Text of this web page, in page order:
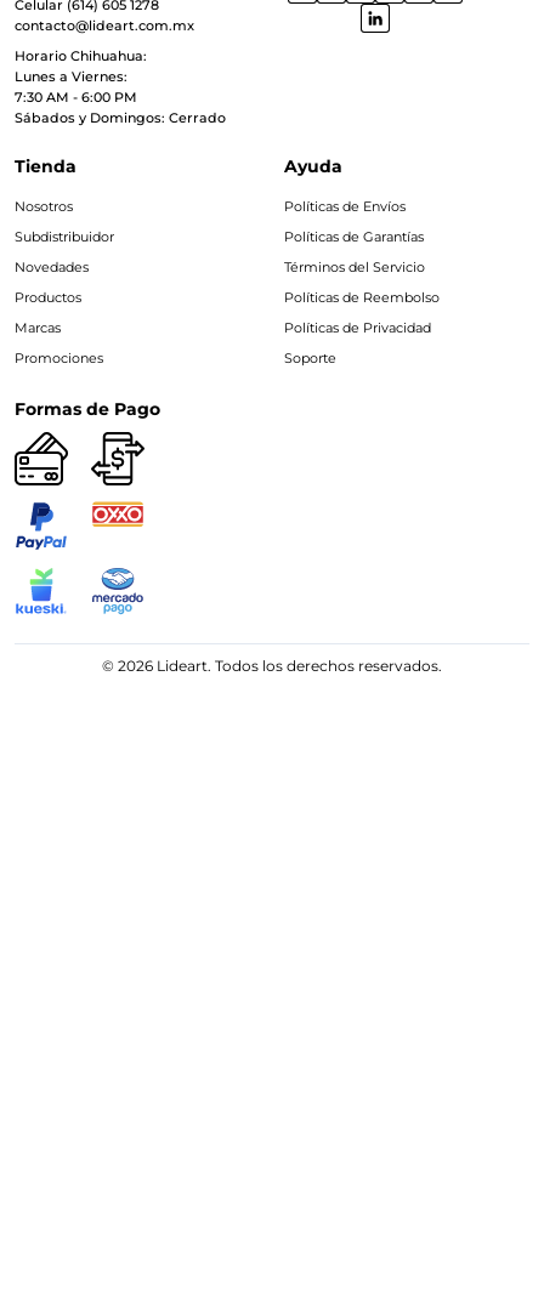
Celular (614) 605 1278
contacto@lideart.com.mx
Horario Chihuahua:
Lunes a Viernes:
7:30 AM - 6:00 PM
Sábados y Domingos: Cerrado
Tienda
Nosotros
Subdistribuidor
Novedades
Productos
Marcas
Promociones
Ayuda
Políticas de Envíos
Políticas de Garantías
Términos del Servicio
Políticas de Reembolso
Políticas de Privacidad
Soporte
Formas de Pago
© 2026 Lideart. Todos los derechos reservados.